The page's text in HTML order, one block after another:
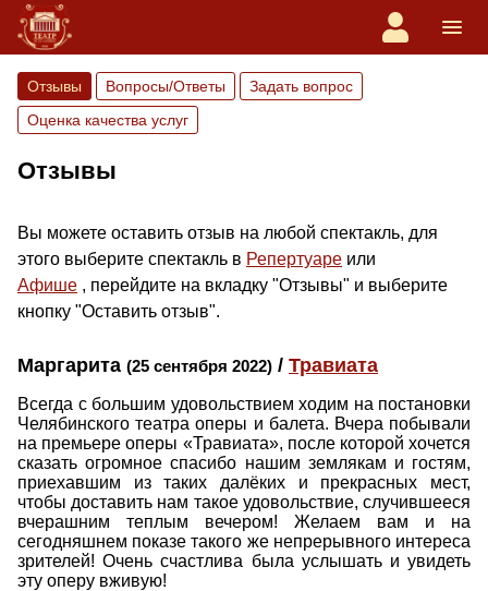
Отзывы Вопросы/Ответы
Задать вопрос
Оценка качества услуг
Отзывы
Вы можете оставить отзыв на любой спектакль, для
этого выберите спектакль в Репертуаре или
Афише , перейдите на вкладку "Отзывы" и выберите
кнопку "Оставить отзыв".
Маргарита (25 сентября 2022) / Травиата
Всегда с большим удовольствием ходим на постановки
Челябинского театра оперы и балета. Вчера побывали
на премьере оперы «Травиата», после которой хочется
сказать огромное спасибо нашим землякам и гостям,
приехавшим из таких далёких и прекрасных мест,
чтобы доставить нам такое удовольствие, случившееся
вчерашним теплым вечером! Желаем вам и на
сегодняшнем показе такого же непрерывного интереса
зрителей! Очень счастлива была услышать и увидеть
эту оперу вживую!